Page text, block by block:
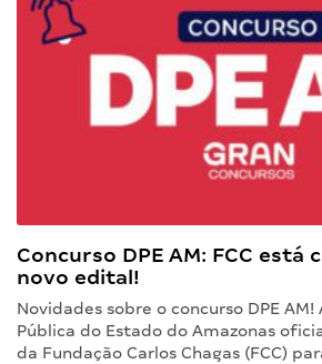
Concurso DPE AM: FCC
novo edital!
Novidades sobre o concurso DPE AM!
Pública do Estado do Amazonas
da Fundação Carlos Chagas (FCC)